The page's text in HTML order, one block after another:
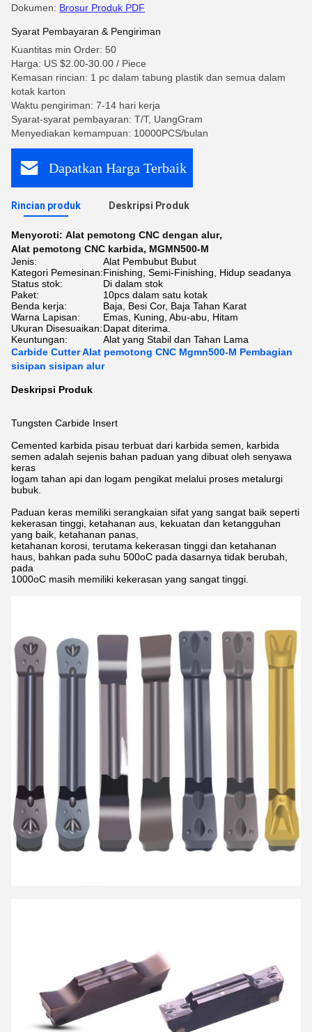
Dokumen: Brosur Produk PDF
Syarat Pembayaran & Pengiriman
Kuantitas min Order: 50
Harga: US $2.00-30.00 / Piece
Kemasan rincian: 1 pc dalam tabung plastik dan semua dalam
kotak karton
Waktu pengiriman: 7-14 hari kerja
Syarat-syarat pembayaran: T/T, UangGram
Menyediakan kemampuan: 10000PCS/bulan
Dapatkan Harga Terbaik
Rincian produk Deskripsi Produk
Menyoroti: Alat pemotong CNC dengan alur,
Alat pemotong CNC karbida, MGMN500-M
Jenis:
Alat Pembubut Bubut
Kategori Pemesinan:Finishing, Semi-Finishing, Hidup seadanya
Status stok:
Di dalam stok
Paket:
10pcs dalam satu kotak
Benda kerja:
Baja, Besi Cor, Baja Tahan Karat
Warna Lapisan:
Emas, Kuning, Abu-abu, Hitam
Ukuran Disesuaikan:Dapat diterima.
Keuntungan:
Alat yang Stabil dan Tahan Lama
Carbide Cutter Alat pemotong CNC Mgmn500-M Pembagian
sisipan sisipan alur
Deskripsi Produk
Tungsten Carbide Insert
Cemented karbida pisau terbuat dari karbida semen, karbida
semen adalah sejenis bahan paduan yang dibuat oleh senyawa
keras
logam tahan api dan logam pengikat melalui proses metalurgi
bubuk.
Paduan keras memiliki serangkaian sifat yang sangat baik seperti
kekerasan tinggi, ketahanan aus, kekuatan dan ketangguhan
yang baik, ketahanan panas,
ketahanan korosi, terutama kekerasan tinggi dan ketahanan
haus, bahkan pada suhu 500oC pada dasarnya tidak berubah,
pada
1000oC masih memiliki kekerasan yang sangat tinggi.